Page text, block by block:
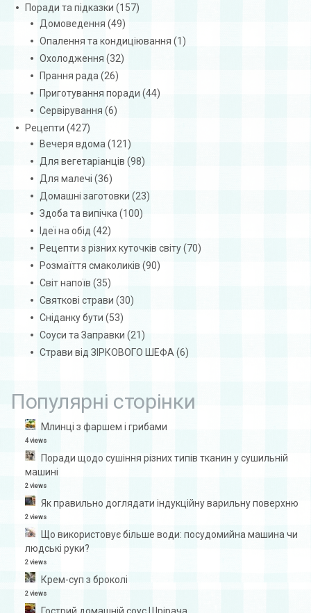
Поради та підказки (157)
Домоведення (49)
Опалення та кондиціювання (1)
Охолодження (32)
Прання рада (26)
Приготування поради (44)
Сервірування (6)
Рецепти (427)
Вечеря вдома (121)
Для вегетаріанців (98)
Для малечі (36)
Домашні заготовки (23)
Здоба та випічка (100)
Ідеї на обід (42)
Рецепти з різних куточків світу(70)
Розмаїття смаколиків (90)
Світ напоїв (35)
Святкові страви (30)
Сніданку бути (53)
Соуси та Заправки (21)
Страви від ЗІРКОВОГО ШЕФА (6)
Популярні сторінки
Млинці з фаршем і грибами
4 views
Поради щодо сушіння різних типів тканин у сушильній
машині
2 views
Як правильно доглядати індукційну варильну поверхню
2 views
Що використовує більше води: посудомийна машина чи
людські руки?
2 views
Крем-суп з броколі
2 views
Гострий домашній соус Шрірача